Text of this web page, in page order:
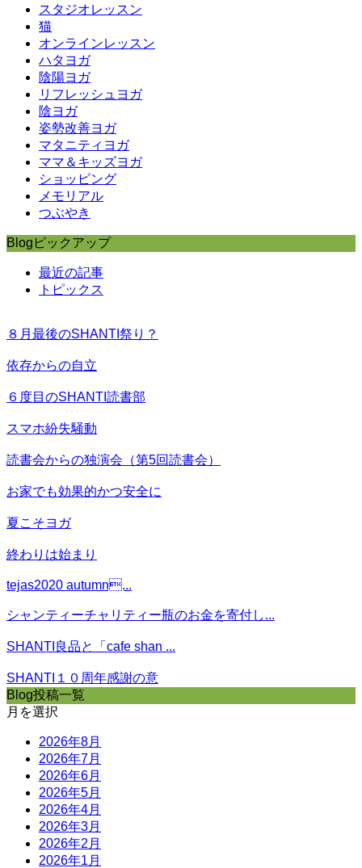
スタジオレッスン
猫
オンラインレッスン
ハタヨガ
陰陽ヨガ
リフレッシュヨガ
陰ヨガ
姿勢改善ヨガ
マタニティヨガ
ママ＆キッズヨガ
ショッピング
メモリアル
つぶやき
Blogピックアップ
最近の記事
トピックス
８月最後のSHANTI祭り？
依存からの自立
６度目のSHANTI読書部
スマホ紛失騒動
読書会からの独演会（第5回読書会）
お家でも効果的かつ安全に
夏こそヨガ
終わりは始まり
tejas2020 autumn...
シャンティーチャリティー瓶のお金を寄付し...
SHANTI良品と「cafe shan ...
SHANTI１０周年感謝の意
Blog投稿一覧
月を選択
2026年8月
2026年7月
2026年6月
2026年5月
2026年4月
2026年3月
2026年2月
2026年1月